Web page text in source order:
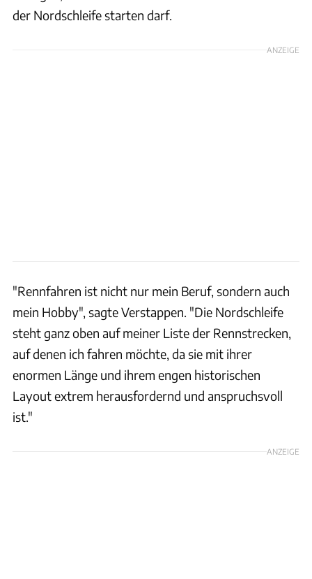
der Nordschleife starten darf.
ANZEIGE
"Rennfahren ist nicht nur mein Beruf, sondern auch
mein Hobby", sagte Verstappen. "Die Nordschleife
steht ganz oben auf meiner Liste der Rennstrecken,
auf denen ich fahren möchte, da sie mit ihrer
enormen Länge und ihrem engen historischen
Layout extrem herausfordernd und anspruchsvoll
ist."
ANZEIGE